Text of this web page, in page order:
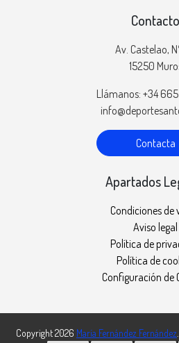
Contacto
Av. Castelao,
15250
Llámanos: +34
Contacta
Apartados
Condiciones de
Aviso legal
Política de
Política de
Configuración de
Copyright 2026 María Fernández Fernández